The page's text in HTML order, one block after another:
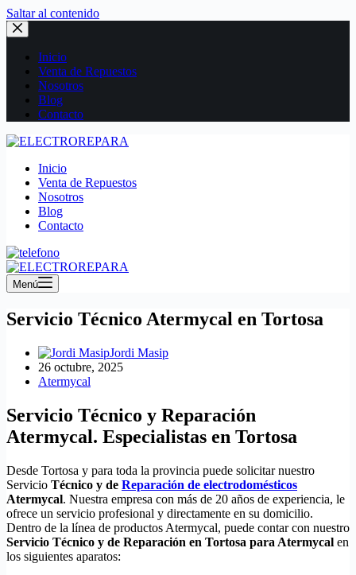
Saltar al contenido
Inicio
Venta de Repuestos
Nosotros
Blog
Contacto
Inicio
Venta de Repuestos
Nosotros
Blog
Contacto
Menú
Servicio Técnico Atermycal en Tortosa
Jordi Masip
26 octubre, 2025
Atermycal
Servicio Técnico y Reparación
Atermycal. Especialistas en Tortosa
Desde Tortosa y para toda la provincia puede solicitar nuestro
Servicio Técnico y de Reparación de electrodomésticos
Atermycal. Nuestra empresa con más de 20 años de experiencia, le
ofrece un servicio profesional y directamente en su domicilio.
Dentro de la línea de productos Atermycal, puede contar con nuestro
Servicio Técnico y de Reparación en Tortosa para Atermycal en
los siguientes aparatos: